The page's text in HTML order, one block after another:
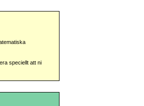
speciellt att ni